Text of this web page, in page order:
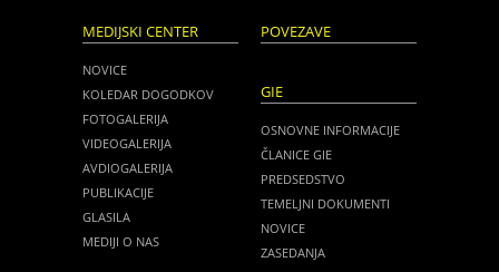
MEDIJSKI CENTER
NOVICE
KOLEDAR DOGODKOV
FOTOGALERIJA
VIDEOGALERIJA
AVDIOGALERIJA
PUBLIKACIJE
GLASILA
MEDIJI O NAS
POVEZAVE
GIE
OSNOVNE INFORMACIJE
ČLANICE GIE
PREDSEDSTVO
TEMELJNI DOKUMENTI
NOVICE
ZASEDANJA